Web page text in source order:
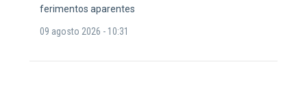
ferimentos aparentes
09 agosto 2026 - 10:31